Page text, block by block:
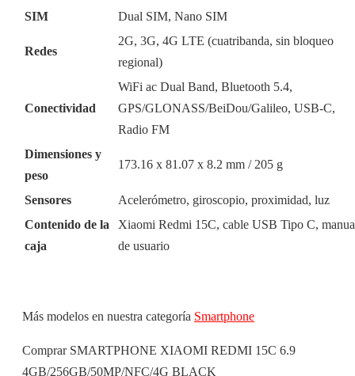
SIM
Dual SIM, Nano SIM
Redes
2G, 3G, 4G LTE (cuatribanda, sin bloqueo
regional)
Conectividad
WiFi ac Dual Band, Bluetooth 5.4,
GPS/GLONASS/BeiDou/Galileo, USB-C,
Radio FM
Dimensiones y
peso
173.16 x 81.07 x 8.2 mm / 205 g
Sensores
Acelerómetro, giroscopio, proximidad, luz
Contenido de la
caja
Xiaomi Redmi 15C, cable USB Tipo C,
de usuario
Más modelos en nuestra categoría Smartphone
Comprar SMARTPHONE XIAOMI REDMI 15C 6.9
4GB/256GB/50MP/NFC/4G BLACK